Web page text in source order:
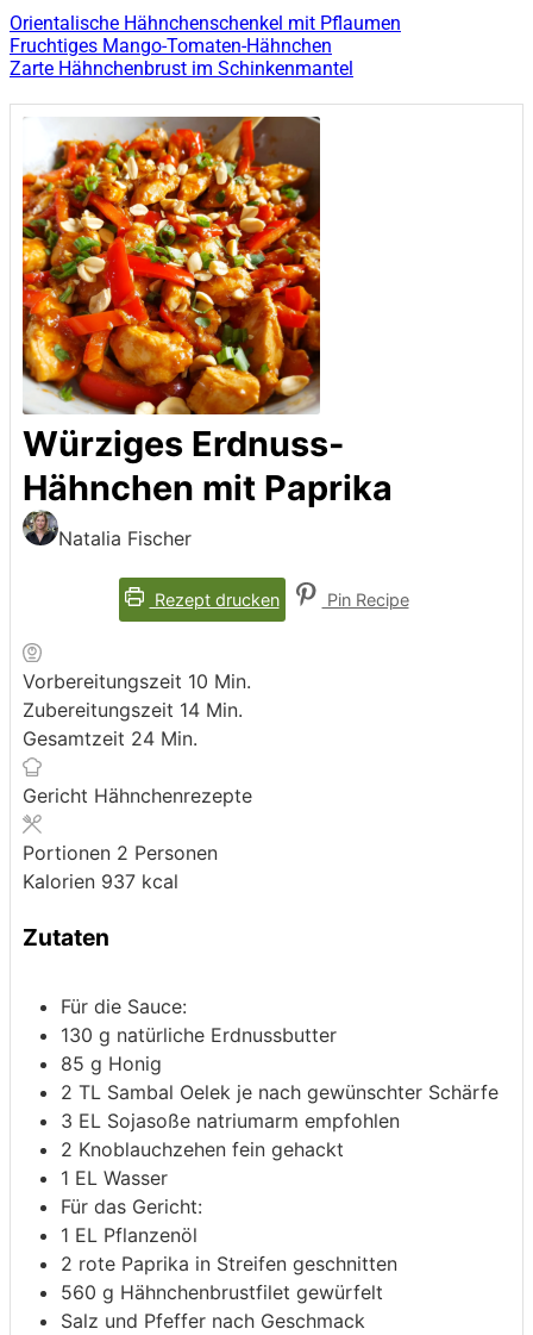
Orientalische Hähnchenschenkel mit Pflaumen
Fruchtiges Mango-Tomaten-Hähnchen
Zarte Hähnchenbrust im Schinkenmantel
Würziges Erdnuss-
Hähnchen mit Paprika
Natalia Fischer
Rezept drucken Pin Recipe
Vorbereitungszeit 10 Minuten
Min.
Zubereitungszeit 14Minuten
Min.
Gesamtzeit 24Minuten
Min.
Gericht Hähnchenrezepte
Portionen 2 Personen
Kalorien 937 kcal
Zutaten
Für die Sauce:
130 g natürliche Erdnussbutter
85 g Honig
2 TL Sambal Oelek je nach gewünschter Schärfe
3 EL Sojasoße natriumarm empfohlen
2 Knoblauchzehen fein gehackt
1 EL Wasser
Für das Gericht:
1 EL Pflanzenöl
2 rote Paprika in Streifen geschnitten
560 g Hähnchenbrustfilet gewürfelt
Salz und Pfeffer nach Geschmack